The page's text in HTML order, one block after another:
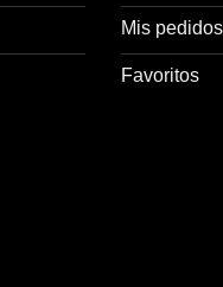
Mis pedidos
Favoritos